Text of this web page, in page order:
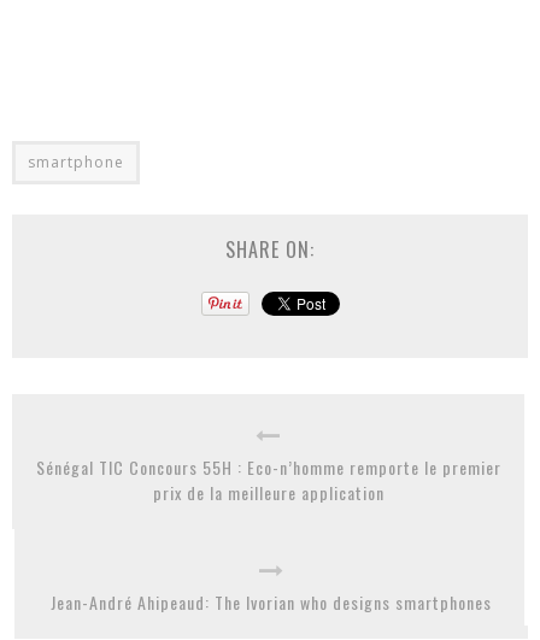
smartphone
SHARE ON:
Sénégal TIC Concours 55H : Eco-n’homme remporte le premier
prix de la meilleure application
Jean-André Ahipeaud: The Ivorian who designs smartphones